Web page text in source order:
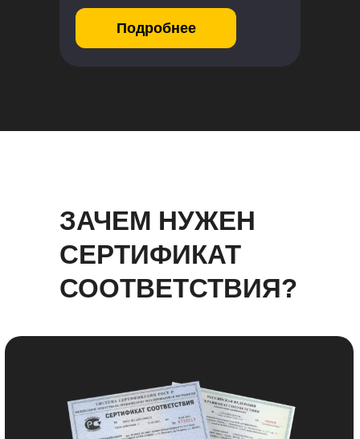
Подробнее
ЗАЧЕМ НУЖЕН
СЕРТИФИКАТ
СООТВЕТСТВИЯ?